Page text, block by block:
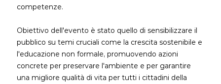
competenze.
Obiettivo dell'evento è stato quello di sensibilizzare il
pubblico su temi cruciali come la crescita sostenibile e
l'educazione non formale, promuovendo azioni
concrete per preservare l'ambiente e per garantire
una migliore qualità di vita per tutti i cittadini della